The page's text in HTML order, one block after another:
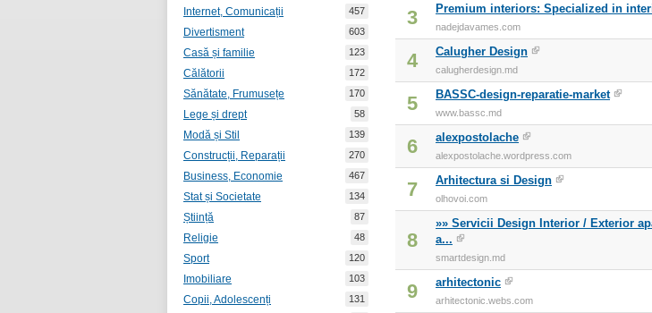
Internet, Comunicații 457
Divertisment 603
Casă și familie 123
Călătorii 172
Sănătate, Frumusețe 170
Lege și drept 58
Modă și Stil 139
Construcții, Reparații 270
Business, Economie 467
Stat și Societate 134
Știință 87
Religie 48
Sport 120
Imobiliare 103
Copii, Adolescenți 131
3 Premium interiors: Specialized in
nadejdavames.com
4 Calugher Design
calugherdesign.md
5 BASSC-design-reparatie-market
www.bassc.md
6 alexpostolache
alexpostolache.wordpress.com
7 Arhitectura si Design
olhovoi.com
8
»» Servicii Design Interior / Exterior
a...
smartdesign.md
9 arhitectonic
arhitectonic.webs.com